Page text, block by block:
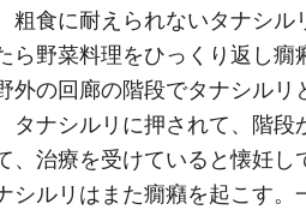
粗食に耐えられないタナシル
ら野菜料理をひっくり返し癇
外の回廊の階段でタナシルリ
タナシルリに押されて、階段
、治療を受けていると懐妊し
シルリはまた癇癪を起こす。